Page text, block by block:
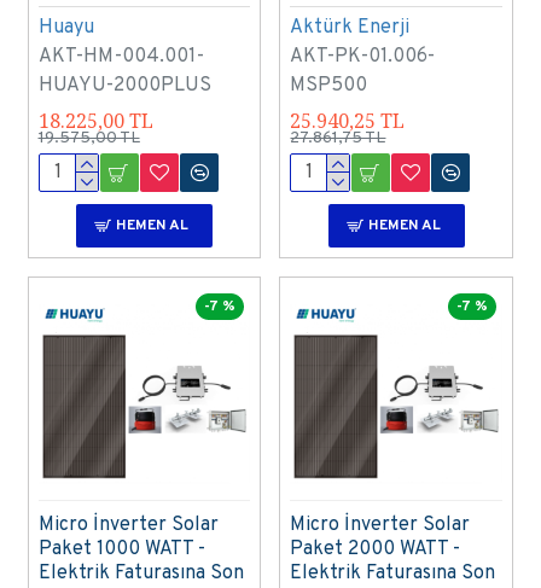
Huayu
AKT-HM-004.001-
HUAYU-2000PLUS
18.225,00 TL
19.575,00 TL
HEMEN AL
Aktürk Enerji
AKT-PK-01.006-
MSP500
25.940,25 TL
27.861,75 TL
HEMEN AL
-7 %
Micro İnverter Solar
Paket 1000 WATT -
Elektrik Faturasına Son
-7 %
Micro İnverter Solar
Paket 2000 WATT -
Elektrik Faturasına Son